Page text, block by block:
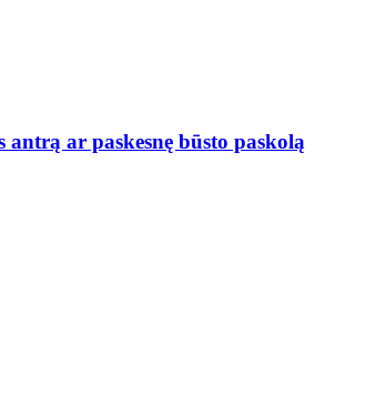
ar paskesnę būsto paskolą